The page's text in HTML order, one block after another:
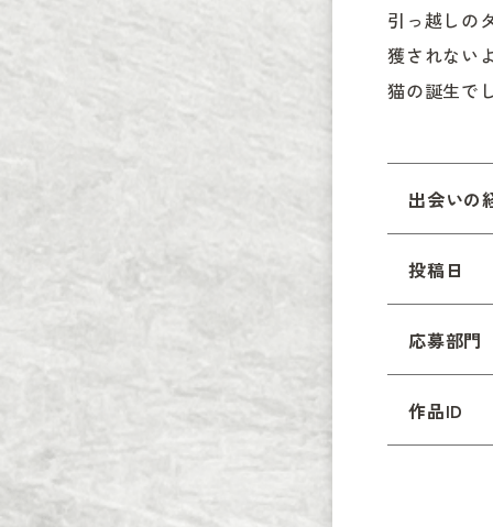
引っ越しの
獲されない
猫の誕生で
出会いの
投稿日
応募部門
作品ID